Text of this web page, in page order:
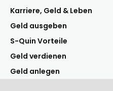
Karriere, Geld & Leben
Geld ausgeben
S-Quin Vorteile
Geld verdienen
Geld anlegen